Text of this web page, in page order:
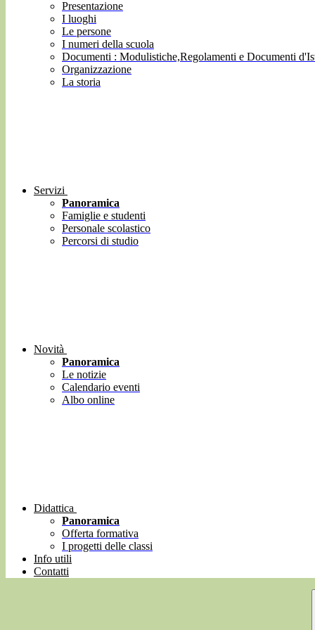
Presentazione
I luoghi
Le persone
I numeri della scuola
Documenti : Modulistiche,Regolamenti e Documenti
Organizzazione
La storia
Servizi
Panoramica
Famiglie e studenti
Personale scolastico
Percorsi di studio
Novità
Panoramica
Le notizie
Calendario eventi
Albo online
Didattica
Panoramica
Offerta formativa
I progetti delle classi
Info utili
Contatti